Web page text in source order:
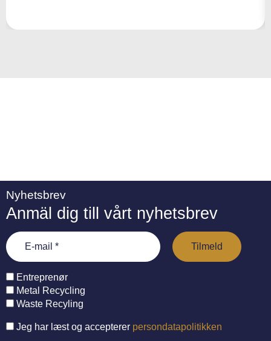
Nyhetsbrev
Anmäl dig till vårt nyhetsbrev
Entreprenør
Metal Recycling
Waste Recyling
Jeg har læst og accepterer persondatapolitikken